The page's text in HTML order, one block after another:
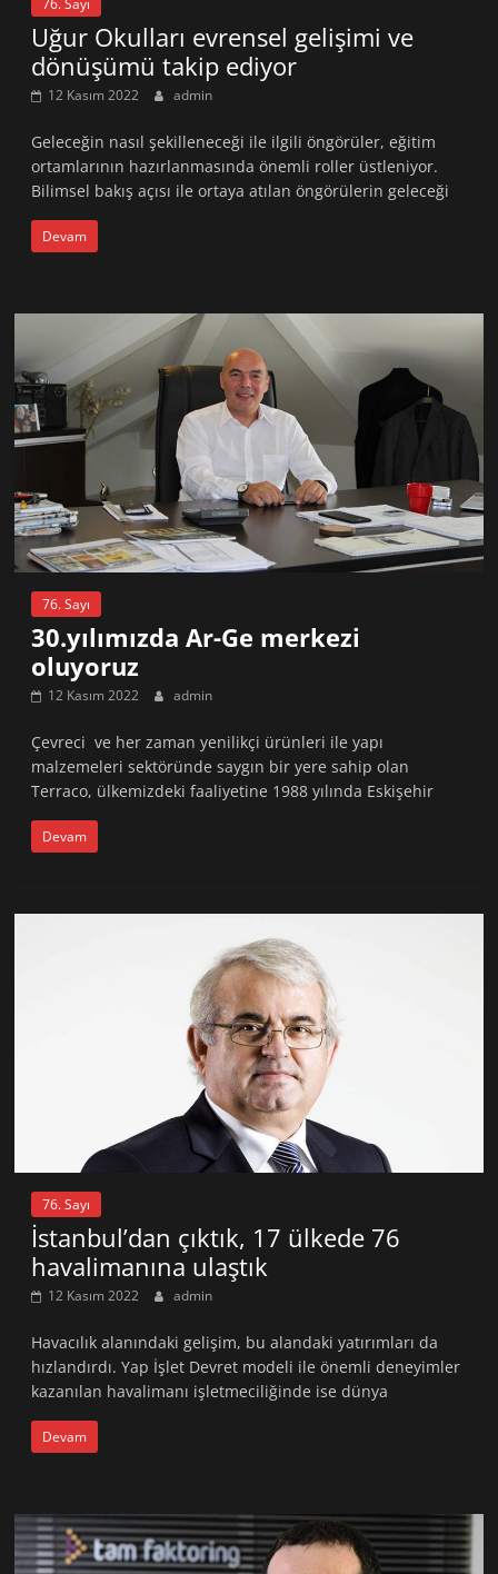
76. Sayı
Uğur Okulları evrensel gelişimi ve
dönüşümü takip ediyor
12 Kasım 2022 admin
Geleceğin nasıl şekilleneceği ile ilgili öngörüler, eğitim
ortamlarının hazırlanmasında önemli roller üstleniyor.
Bilimsel bakış açısı ile ortaya atılan öngörülerin geleceği
Devam
76. Sayı
30.yılımızda Ar-Ge merkezi
oluyoruz
12 Kasım 2022 admin
Çevreci ve her zaman yenilikçi ürünleri ile yapı
malzemeleri sektöründe saygın bir yere sahip olan
Terraco, ülkemizdeki faaliyetine 1988 yılında Eskişehir
Devam
76. Sayı
İstanbul’dan çıktık, 17 ülkede 76
havalimanına ulaştık
12 Kasım 2022 admin
Havacılık alanındaki gelişim, bu alandaki yatırımları da
hızlandırdı. Yap İşlet Devret modeli ile önemli deneyimler
kazanılan havalimanı işletmeciliğinde ise dünya
Devam